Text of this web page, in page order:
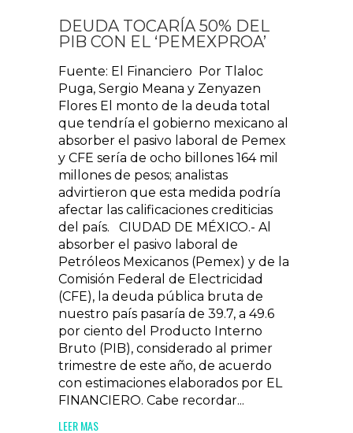
DEUDA TOCARÍA 50% DEL
PIB CON EL ‘PEMEXPROA’
Fuente: El Financiero Por Tlaloc
Puga, Sergio Meana y Zenyazen
Flores El monto de la deuda total
que tendría el gobierno mexicano al
absorber el pasivo laboral de Pemex
y CFE sería de ocho billones 164 mil
millones de pesos; analistas
advirtieron que esta medida podría
afectar las calificaciones crediticias
del país. CIUDAD DE MÉXICO.- Al
absorber el pasivo laboral de
Petróleos Mexicanos (Pemex) y de la
Comisión Federal de Electricidad
(CFE), la deuda pública bruta de
nuestro país pasaría de 39.7, a 49.6
por ciento del Producto Interno
Bruto (PIB), considerado al primer
trimestre de este año, de acuerdo
con estimaciones elaborados por EL
FINANCIERO. Cabe recordar...
LEER MAS